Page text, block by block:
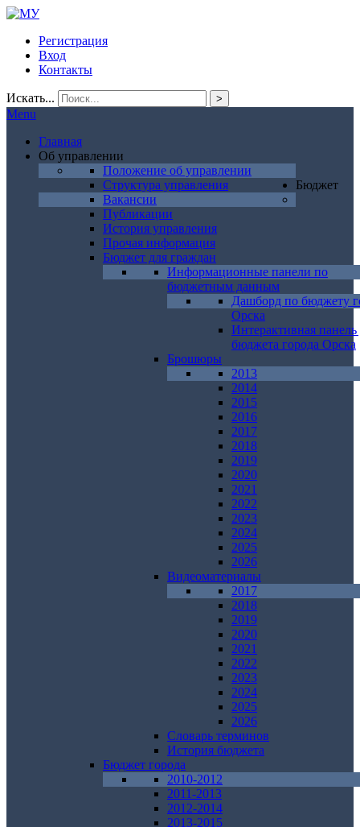
Регистрация
Вход
Контакты
Искать... >
Menu
Главная
Об управлении
Положение об управлении
Структура управления
Вакансии
Публикации
История управления
Прочая информация
Бюджет
Бюджет для граждан
Информационные панели по
бюджетным данным
Дашборд по бюджету
Орска
Интерактивная панель
бюджета города Орска
Брошюры
2013
2014
2015
2016
2017
2018
2019
2020
2021
2022
2023
2024
2025
2026
Видеоматериалы
2017
2018
2019
2020
2021
2022
2023
2024
2025
2026
Словарь терминов
История бюджета
Бюджет города
2010-2012
2011-2013
2012-2014
2013-2015